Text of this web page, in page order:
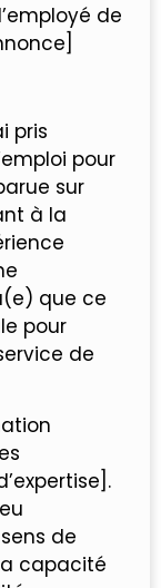
de
pris
pour
sur
à la
que ce
pour
de
de
capacité